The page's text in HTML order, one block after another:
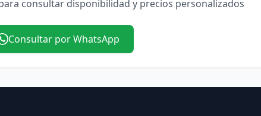
consultar disponibilidad y precios personalizados
Consultar por WhatsApp